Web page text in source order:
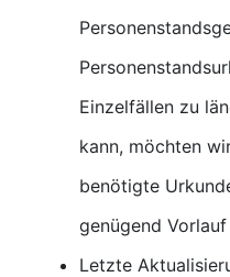
Einzelfällen zu
kann, möchten
benötigte
genügend
Letzte